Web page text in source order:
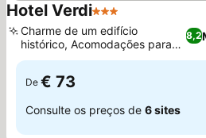
Hotel Verdi3 Estrelas
8,2
Charme de um edifício
histórico, Acomodações para
famílias
De € 73
Consulte os preços de 6 sites